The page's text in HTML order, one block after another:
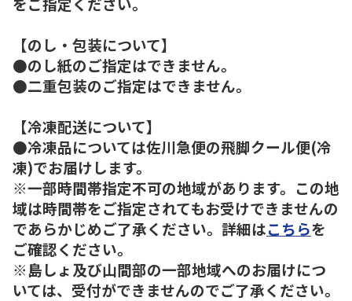
【のし・包装について】
●のし紙のご指定はできません。
●二重包装のご指定はできません。
【冷凍配送について】
●冷凍品については佐川急便の飛脚クール便(冷
凍)でお届けします。
※一部時間帯指定不可の地域があります。この地
域は時間帯をご指定されてもお受けできませんの
であらかじめご了承ください。詳細はこちらを
ご確認ください。
※島しょ及び山間部の一部地域へのお届けにつ
いては、受付ができませんのでご了承ください。